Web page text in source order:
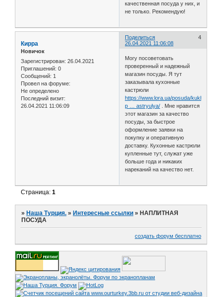
качественная посуда у них, и
не только. Рекомендую!
Поделиться
4
26.04.2021 11:06:08
Кирра
Новичок
Зарегистрирован: 26.04.2021
Приглашений: 0
Сообщений: 1
Провел на форуме:
Не определено
Последний визит:
26.04.2021 11:06:09
Могу посоветовать
проверенный и надежный
магазин посуды. Я тут
заказывала кухонные
кастрюли
https://www.lora.ua/posuda/
p … astryulya/ . Мне нравится
этот магазин за качество
посуды, за быстрое
оформление заявки на
покупку и оперативную
доставку. Кухонные кастрюли
купленные тут, служат уже
больше года и никаких
нареканий на качество нет.
Страница:1
» Наша Турция. » Интересные ссылки » НАПЛИТНАЯ
ПОСУДА
создать форум бесплатно